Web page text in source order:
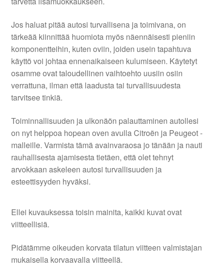
Jos haluat pitää autosi turvallisena ja toimivana, on
tärkeää kiinnittää huomiota myös näennäisesti pieniin
komponentteihin, kuten oviin, joiden usein tapahtuva
käyttö voi johtaa ennenaikaiseen kulumiseen. Käytetyt
osamme ovat taloudellinen vaihtoehto uusiin osiin
verrattuna, ilman että laadusta tai turvallisuudesta
tarvitsee tinkiä.
Toiminnallisuuden ja ulkonäön palauttaminen autollesi
on nyt helppoa hopean oven avulla Citroën ja Peugeot -
malleille. Varmista tämä avainvaraosa jo tänään ja nauti
rauhallisesta ajamisesta tietäen, että olet tehnyt
arvokkaan askeleen autosi turvallisuuden ja
esteettisyyden hyväksi.
Ellei kuvauksessa toisin mainita, kaikki kuvat ovat
viitteellisiä.
Pidätämme oikeuden korvata tilatun viitteen valmistajan
mukaisella korvaavalla viitteellä.